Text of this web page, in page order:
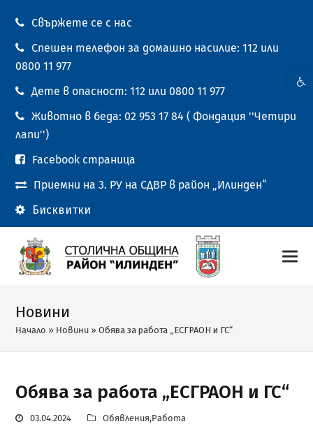
Свържете се с нас
Спешен телефон за домашно насилие: 112 или
0800 11 977
Дете в опасност: 112 или 0800 11 977
Животно в беда: 02 953 17 84 ( Фондация ''Четири
лапи'')
Facebook страница
Приемни на 3. РУ на СДВР в район „Илинден“
Бисквитки
Новини
Начало » Новини »Обява за работа „ЕСГРАОН и ГС“
Обява за работа „ЕСГРАОН и ГС“
03.04.2024 Обявления,Работа